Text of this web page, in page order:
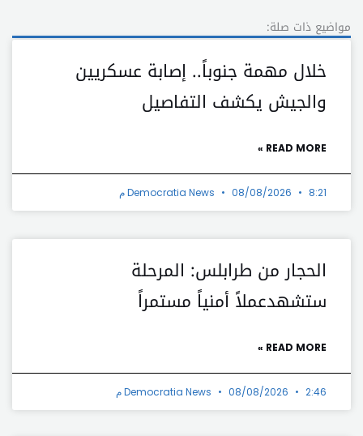
مواضيع ذات صلة:
خلال مهمة جنوباً.. إصابة عسكريين
والجيش يكشف التفاصيل
READ MORE »
Democratia News 08/08/2026 8:21 م
الحجار من طرابلس: المرحلة
ستشهدعملاً أمنياً مستمراً
READ MORE »
Democratia News 08/08/2026 2:46 م